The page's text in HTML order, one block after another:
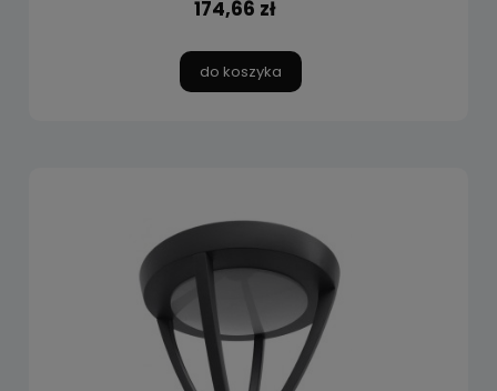
174,66 zł
do koszyka